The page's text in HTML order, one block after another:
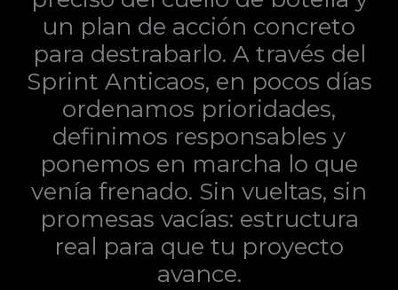
un plan de acción concreto
para destrabarlo. A través del
Sprint Anticaos, en pocos días
ordenamos prioridades,
definimos responsables y
ponemos en marcha lo que
venía frenado. Sin vueltas, sin
promesas vacías: estructura
real para que tu proyecto
avance.